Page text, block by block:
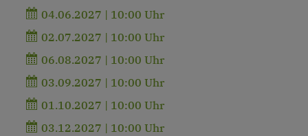
04.06.2027 | 10:00 Uhr
02.07.2027 | 10:00 Uhr
06.08.2027 | 10:00 Uhr
03.09.2027 | 10:00 Uhr
01.10.2027 | 10:00 Uhr
03.12.2027 | 10:00 Uhr